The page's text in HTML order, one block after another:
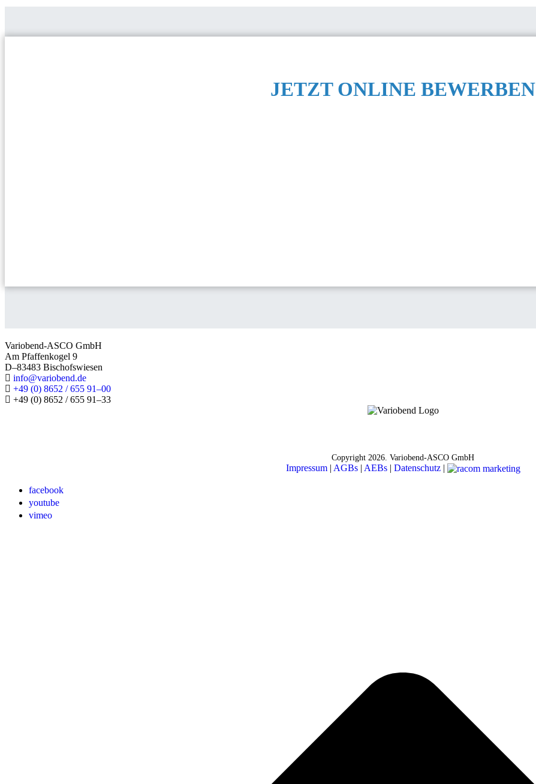
JETZT ONLINE BEWERBEN
Variobend-ASCO GmbH
Am Pfaffenkogel 9
D–83483 Bischofswiesen
info@variobend.de
+49 (0) 8652 / 655 91–00
+49 (0) 8652 / 655 91–33
Copyright 2026. Variobend-ASCO GmbH
Impressum| AGBs| AEBs| Datenschutz|
facebook
youtube
vimeo